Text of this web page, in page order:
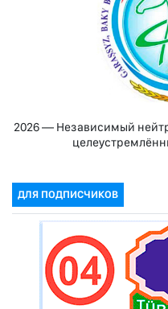
2026 — Независимый
ДЛЯ ПОДПИСЧИКОВ